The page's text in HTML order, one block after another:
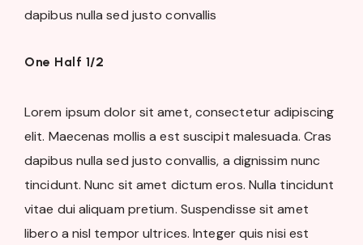
dapibus nulla sed justo convallis
One Half 1/2
Lorem ipsum dolor sit amet, consectetur adipiscing
elit. Maecenas mollis a est suscipit malesuada. Cras
dapibus nulla sed justo convallis, a dignissim nunc
tincidunt. Nunc sit amet dictum eros. Nulla tincidunt
vitae dui aliquam pretium. Suspendisse sit amet
libero a nisl tempor ultrices. Integer quis nisi est